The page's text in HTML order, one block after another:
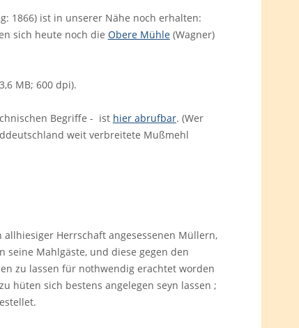
1866) ist in unserer Nähe noch erhalten:
sich heute noch die Obere Mühle(Wagner)
MB; 600 dpi).
Begriffe - ist hier abrufbar. (Wer
weit verbreitete Mußmehl
Herrschaft angesessenen Müllern,
Mahlgäste, und diese gegen den
zu lassen für nothwendig erachtet worden
hüten sich bestens angelegen seyn lassen ;